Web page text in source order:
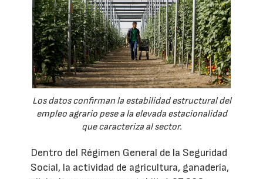
Los datos confirman la estabilidad estructural del
empleo agrario pese a la elevada estacionalidad
que caracteriza al sector.
Dentro del Régimen General de la Seguridad
Social, la actividad de agricultura, ganadería,